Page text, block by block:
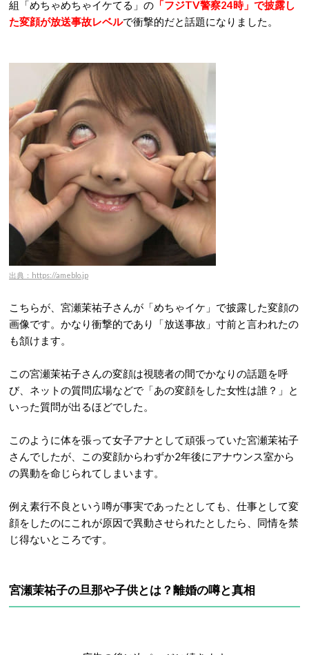
組「めちゃめちゃイケてる」の 「フジTV警察24時」で披露し
た変顔が放送事故レベルで衝撃的だと話題になりました。
出典：https://ameblo.jp
こちらが、宮瀬茉祐子さんが「めちゃイケ」で披露した変顔の
画像です。かなり衝撃的であり「放送事故」寸前と言われたの
も頷けます。
この宮瀬茉祐子さんの変顔は視聴者の間でかなりの話題を呼
び、ネットの質問広場などで「あの変顔をした女性は誰？」と
いった質問が出るほどでした。
このように体を張って女子アナとして頑張っていた宮瀬茉祐子
さんでしたが、この変顔からわずか2年後にアナウンス室から
の異動を命じられてしまいます。
例え素行不良という噂が事実であったとしても、仕事として変
顔をしたのにこれが原因で異動させられたとしたら、同情を禁
じ得ないところです。
宮瀬茉祐子の旦那や子供とは？離婚の噂と真相